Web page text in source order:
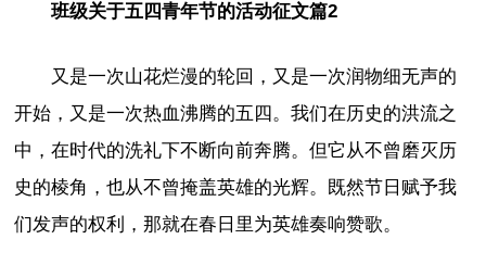
班级关于五四青年节的活动征文篇2
又是一次山花烂漫的轮回，又是一次润物细无声的
开始，又是一次热血沸腾的五四。我们在历史的洪流之
中，在时代的洗礼下不断向前奔腾。但它从不曾磨灭历
史的棱角，也从不曾掩盖英雄的光辉。既然节日赋予我
们发声的权利，那就在春日里为英雄奏响赞歌。